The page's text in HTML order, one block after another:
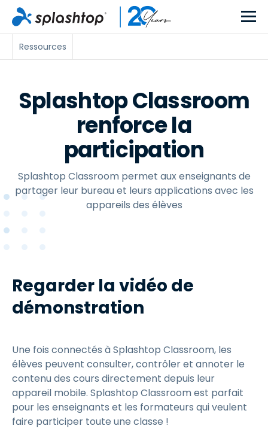
Ressources
Splashtop Classroom
renforce la
participation
Splashtop Classroom permet aux enseignants de
partager leur bureau et leurs applications avec les
appareils des élèves
Regarder la vidéo de
démonstration
Une fois connectés à Splashtop Classroom, les
élèves peuvent consulter, contrôler et annoter le
contenu des cours directement depuis leur
appareil mobile. Splashtop Classroom est parfait
pour les enseignants et les formateurs qui veulent
faire participer toute une classe !